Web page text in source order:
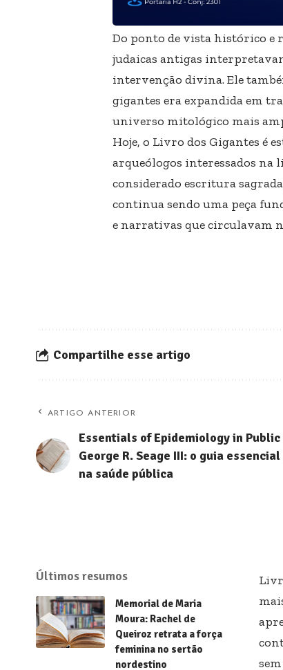
Do ponto de vista histórico e
judaicas antigas
intervenção divina. Ele
gigantes era expandida em
universo mitológico mais
Hoje, o Livro dos Gigantes é
arqueólogos interessados
considerado escritura
continua sendo uma peça
e narrativas que circulavam
Compartilhe esse artigo
ARTIGO ANTERIOR
Essentials of Epidemiology in
George R. Seage III: o guia
na saúde pública
Últimos resumos
Memorial de Maria
Moura: Rachel de
Queiroz retrata a força
feminina no sertão
nordestino